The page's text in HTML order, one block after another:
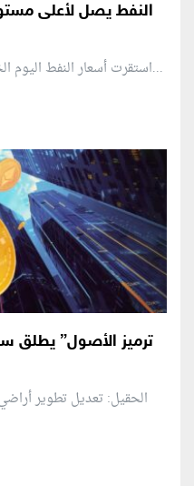
النفط يصل لأعلى
استقرت أسعار النفط اليوم الخميس لتقترب من أعلى مستوى في...
الحقيل: تعديل تطوير